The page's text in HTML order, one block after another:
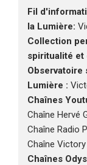
Fil
la Lumière:
Collection
spiritualité et
Lumière :
Chaînes
Chaîne Hervé
Chaîne Radio
Chaîne
Chaînes